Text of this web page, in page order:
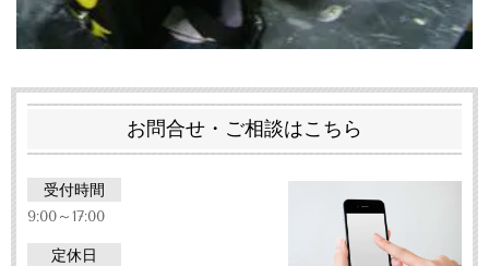
お問合せ・ご相談はこちら
受付時間
9:00～17:00
定休日